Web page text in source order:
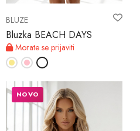
BLUZE
Bluzka BEACH DAYS
Morate se prijaviti
NOVO